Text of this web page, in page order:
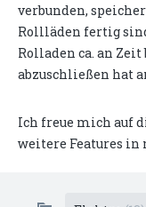
verbunden,
Rollläden fertig
Rolladen ca. an
abzuschließen hat
Ich freue mich auf
weitere Features in